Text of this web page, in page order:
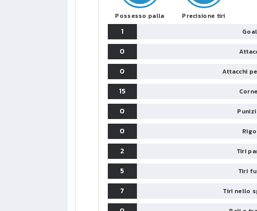
Possesso palla Precisione tiri
1
0
0
Attacchi
15
0
0
2
Tiri
5
Tiri
7
Tiri nello